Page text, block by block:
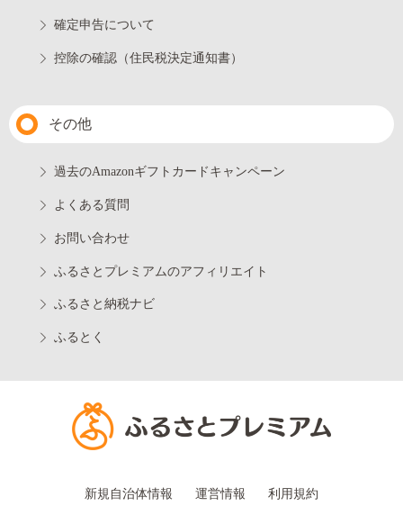
確定申告について
控除の確認（住民税決定通知書）
その他
過去のAmazonギフトカードキャンペーン
よくある質問
お問い合わせ
ふるさとプレミアムのアフィリエイト
ふるさと納税ナビ
ふるとく
新規自治体情報 運営情報 利用規約